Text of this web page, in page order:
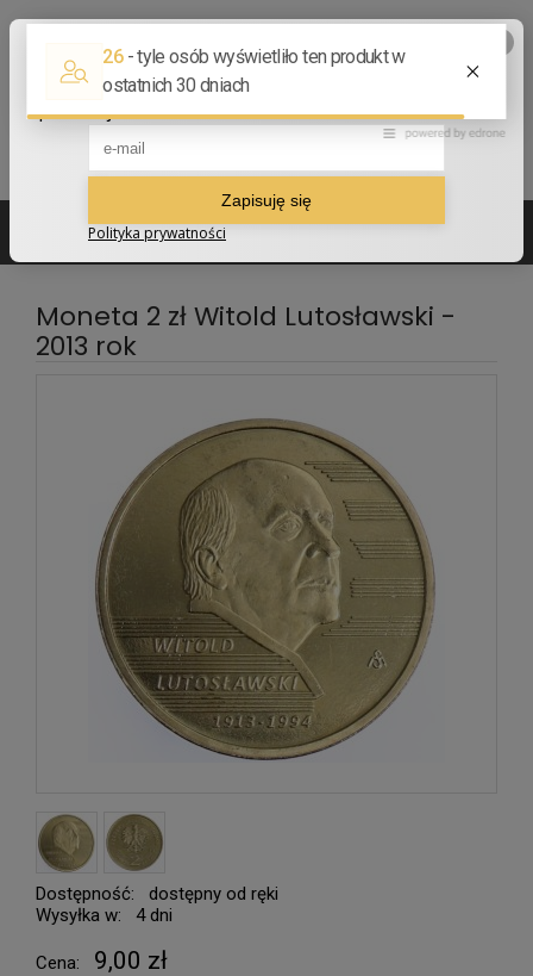
Moneta 2 zł Witold Lutosławski -
2013 rok
Dostępność:
dostępny od ręki
Wysyłka w:
4 dni
Cena: 9,00 zł